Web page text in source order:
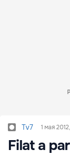
Tv7 1 мая
Filat a